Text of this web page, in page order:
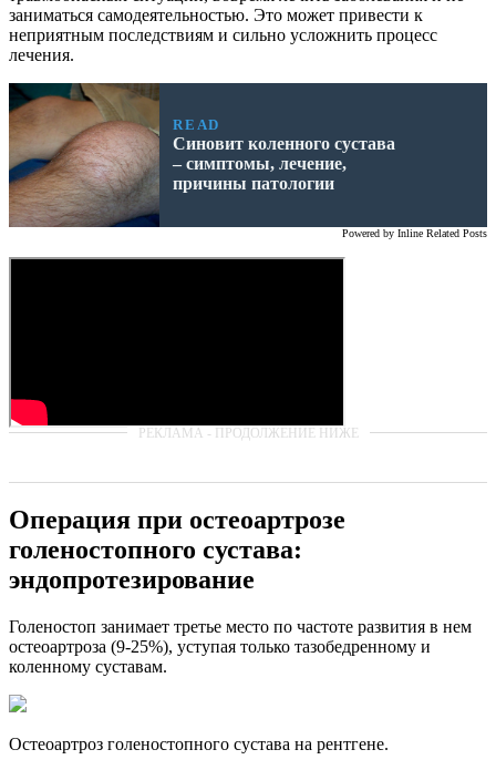
заниматься самодеятельностью. Это может привести к
неприятным последствиям и сильно усложнить процесс
лечения.
READ
Синовит коленного сустава
– симптомы, лечение,
причины патологии
Powered by Inline Related Posts
Операция при остеоартрозе
голеностопного сустава:
эндопротезирование
Голеностоп занимает третье место по частоте развития в нем
остеоартроза (9-25%), уступая только тазобедренному и
коленному суставам.
Остеоартроз голеностопного сустава на рентгене.